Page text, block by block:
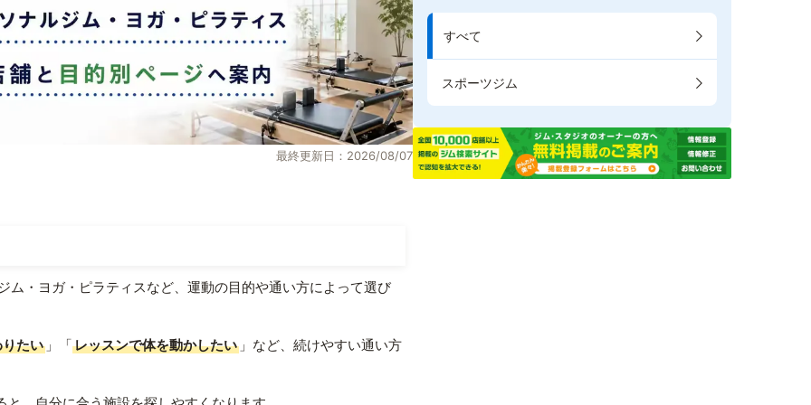
最終更新日：2026/08/07
ム・ヨガ・ピラティスなど、運動の目的や通い方によって選び
たい 」「レッスンで体を動かしたい 」など、続けやすい通い方
すべて
スポーツジム